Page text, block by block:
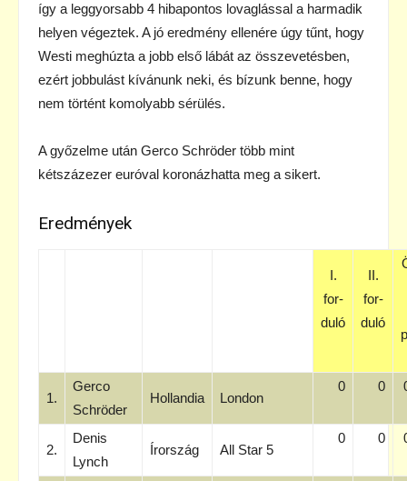
így a leggyorsabb 4 hibapontos lovaglással a harmadik
helyen végeztek. A jó eredmény ellenére úgy tűnt, hogy
Westi meghúzta a jobb első lábát az összevetésben,
ezért jobbulást kívánunk neki, és bízunk benne, hogy
nem történt komolyabb sérülés.
A győzelme után Gerco Schröder több mint
kétszázezer euróval koronázhatta meg a sikert.
Eredmények
I.
for-
duló
II.
for-
duló
1.
Gerco
Schröder
Hollandia London
0 0
2.
Denis
Lynch
Írország All Star 5
0 0